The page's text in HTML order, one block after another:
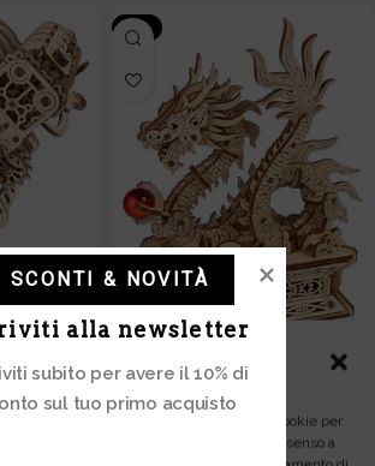
Gestisci Consenso
utilizziamo tecnologie come i cookie per
alle informazioni del dispositivo. Il consenso a
-15%
Ugears 3D Wooden
Puzzle Wood Dragon
SCONTI & NOVITÀ
alla newsletter
subito per avere il 10% di
sul tuo primo acquisto